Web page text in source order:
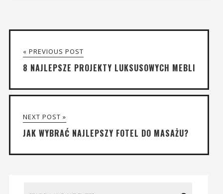
« PREVIOUS POST
8 NAJLEPSZE PROJEKTY LUKSUSOWYCH MEBLI
NEXT POST »
JAK WYBRAĆ NAJLEPSZY FOTEL DO MASAŻU?